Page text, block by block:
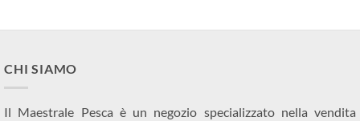
CHI SIAMO
Il Maestrale Pesca è un negozio specializzato nella vendita